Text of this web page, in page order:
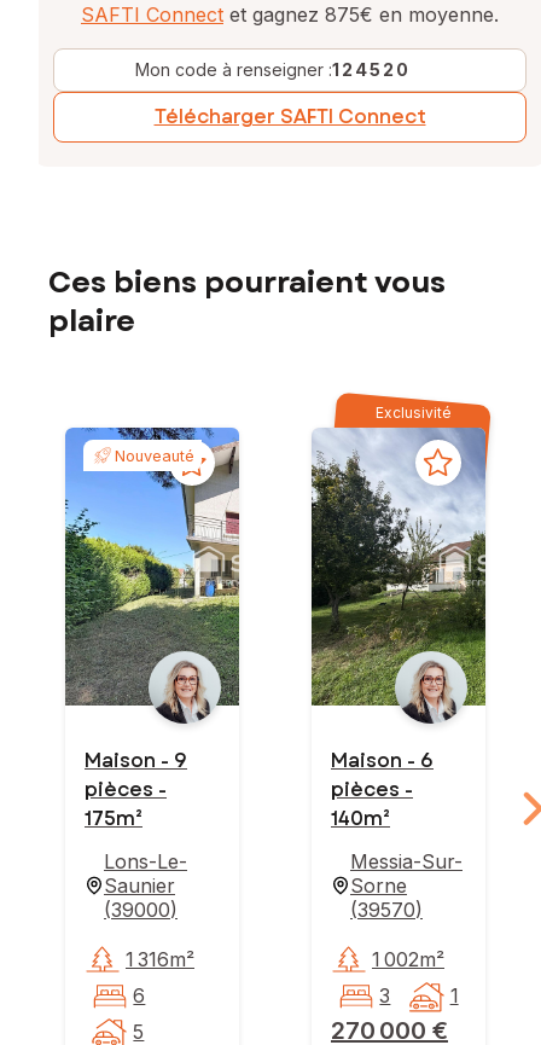
SAFTI Connect et gagnez 875€ en moyenne.
Mon code à renseigner :124520
Télécharger SAFTI Connect
Ces biens pourraient vous
plaire
Nouveauté
Maison - 9
pièces -
175m²
Lons-Le-
Saunier
(39000)
1 316m²
6
5
Exclusivité
Maison - 6
pièces -
140m²
Messia-Sur-
Sorne
(39570)
270 000 €
1 002m²
3
1